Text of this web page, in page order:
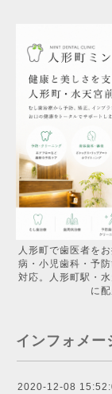
人形町で歯医者を
病・小児歯科・予
対応。人形町駅・
に
インフォメー
2020-12-08